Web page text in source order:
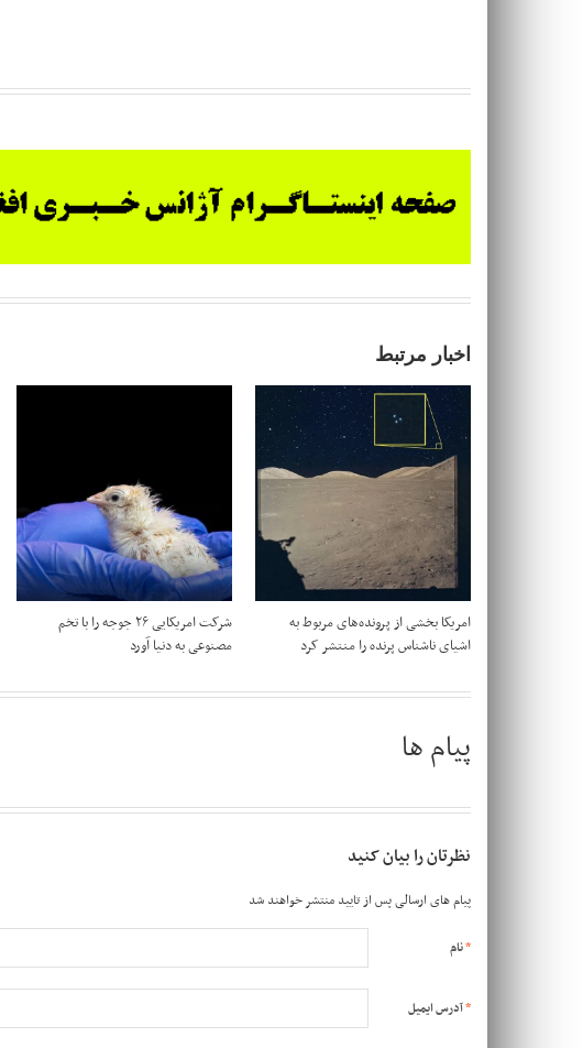
اخبار مرتبط
شرکت امریکایی ۲۶ جوجه را با تخم
مصنوعی به دنیا آورد
امریکا بخشی از پرونده‌های مربوط به
اشیای ناشناس پرنده را منتشر کرد
پیام ها
نظرتان را بیان کنید
پیام های ارسالی پس از تایید منتشر خواهند شد
*
*